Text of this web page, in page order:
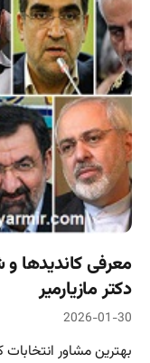
معرفی کاندیدها
دکتر مازیارمیر
2026-01-30
بهترین مشاور